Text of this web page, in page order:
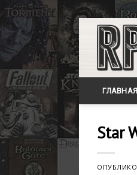
Skip
content
ГЛАВНАЯ
Star